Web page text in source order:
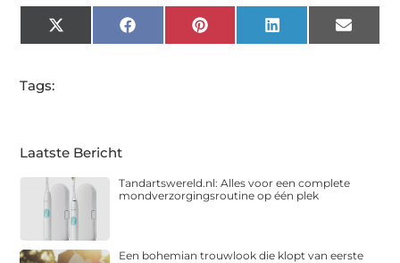
X
(Twitter)
FacebookPinterest LinkedIn Email
Tags:
Laatste Bericht
Tandartswereld.nl: Alles voor een complete
mondverzorgingsroutine op één plek
Een bohemian trouwlook die klopt van eerste